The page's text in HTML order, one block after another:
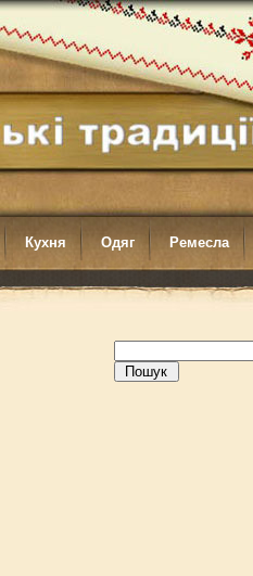
Кухня Одяг Ремесла